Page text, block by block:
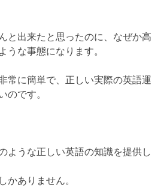
と出来たと思ったのに、なぜか高
うな事態になります。
常に簡単で、正しい実際の英語運
のです。
ような正しい英語の知識を提供し
かありません。